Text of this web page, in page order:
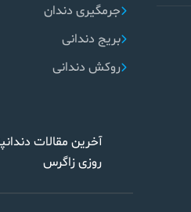
جرمگیری دندان
بریج دندانی
روکش دندانی
آخرین مقالات
روزی زاگرس